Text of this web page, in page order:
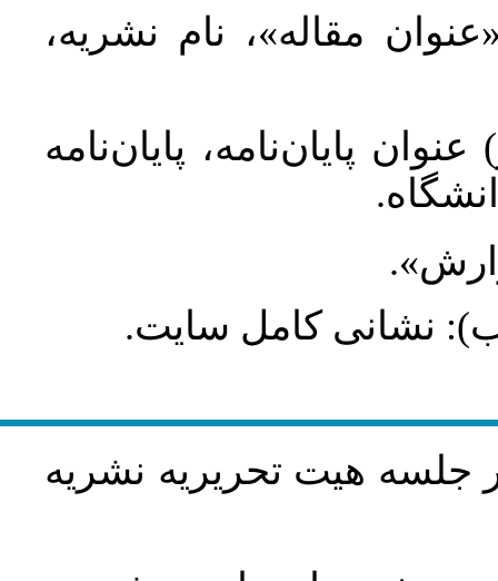
مقاله»، نام نشریه،
پایان‌نامه، پایان‌نامه
نشانی کامل سایت.
جلسه هيت تحريريه نشريه